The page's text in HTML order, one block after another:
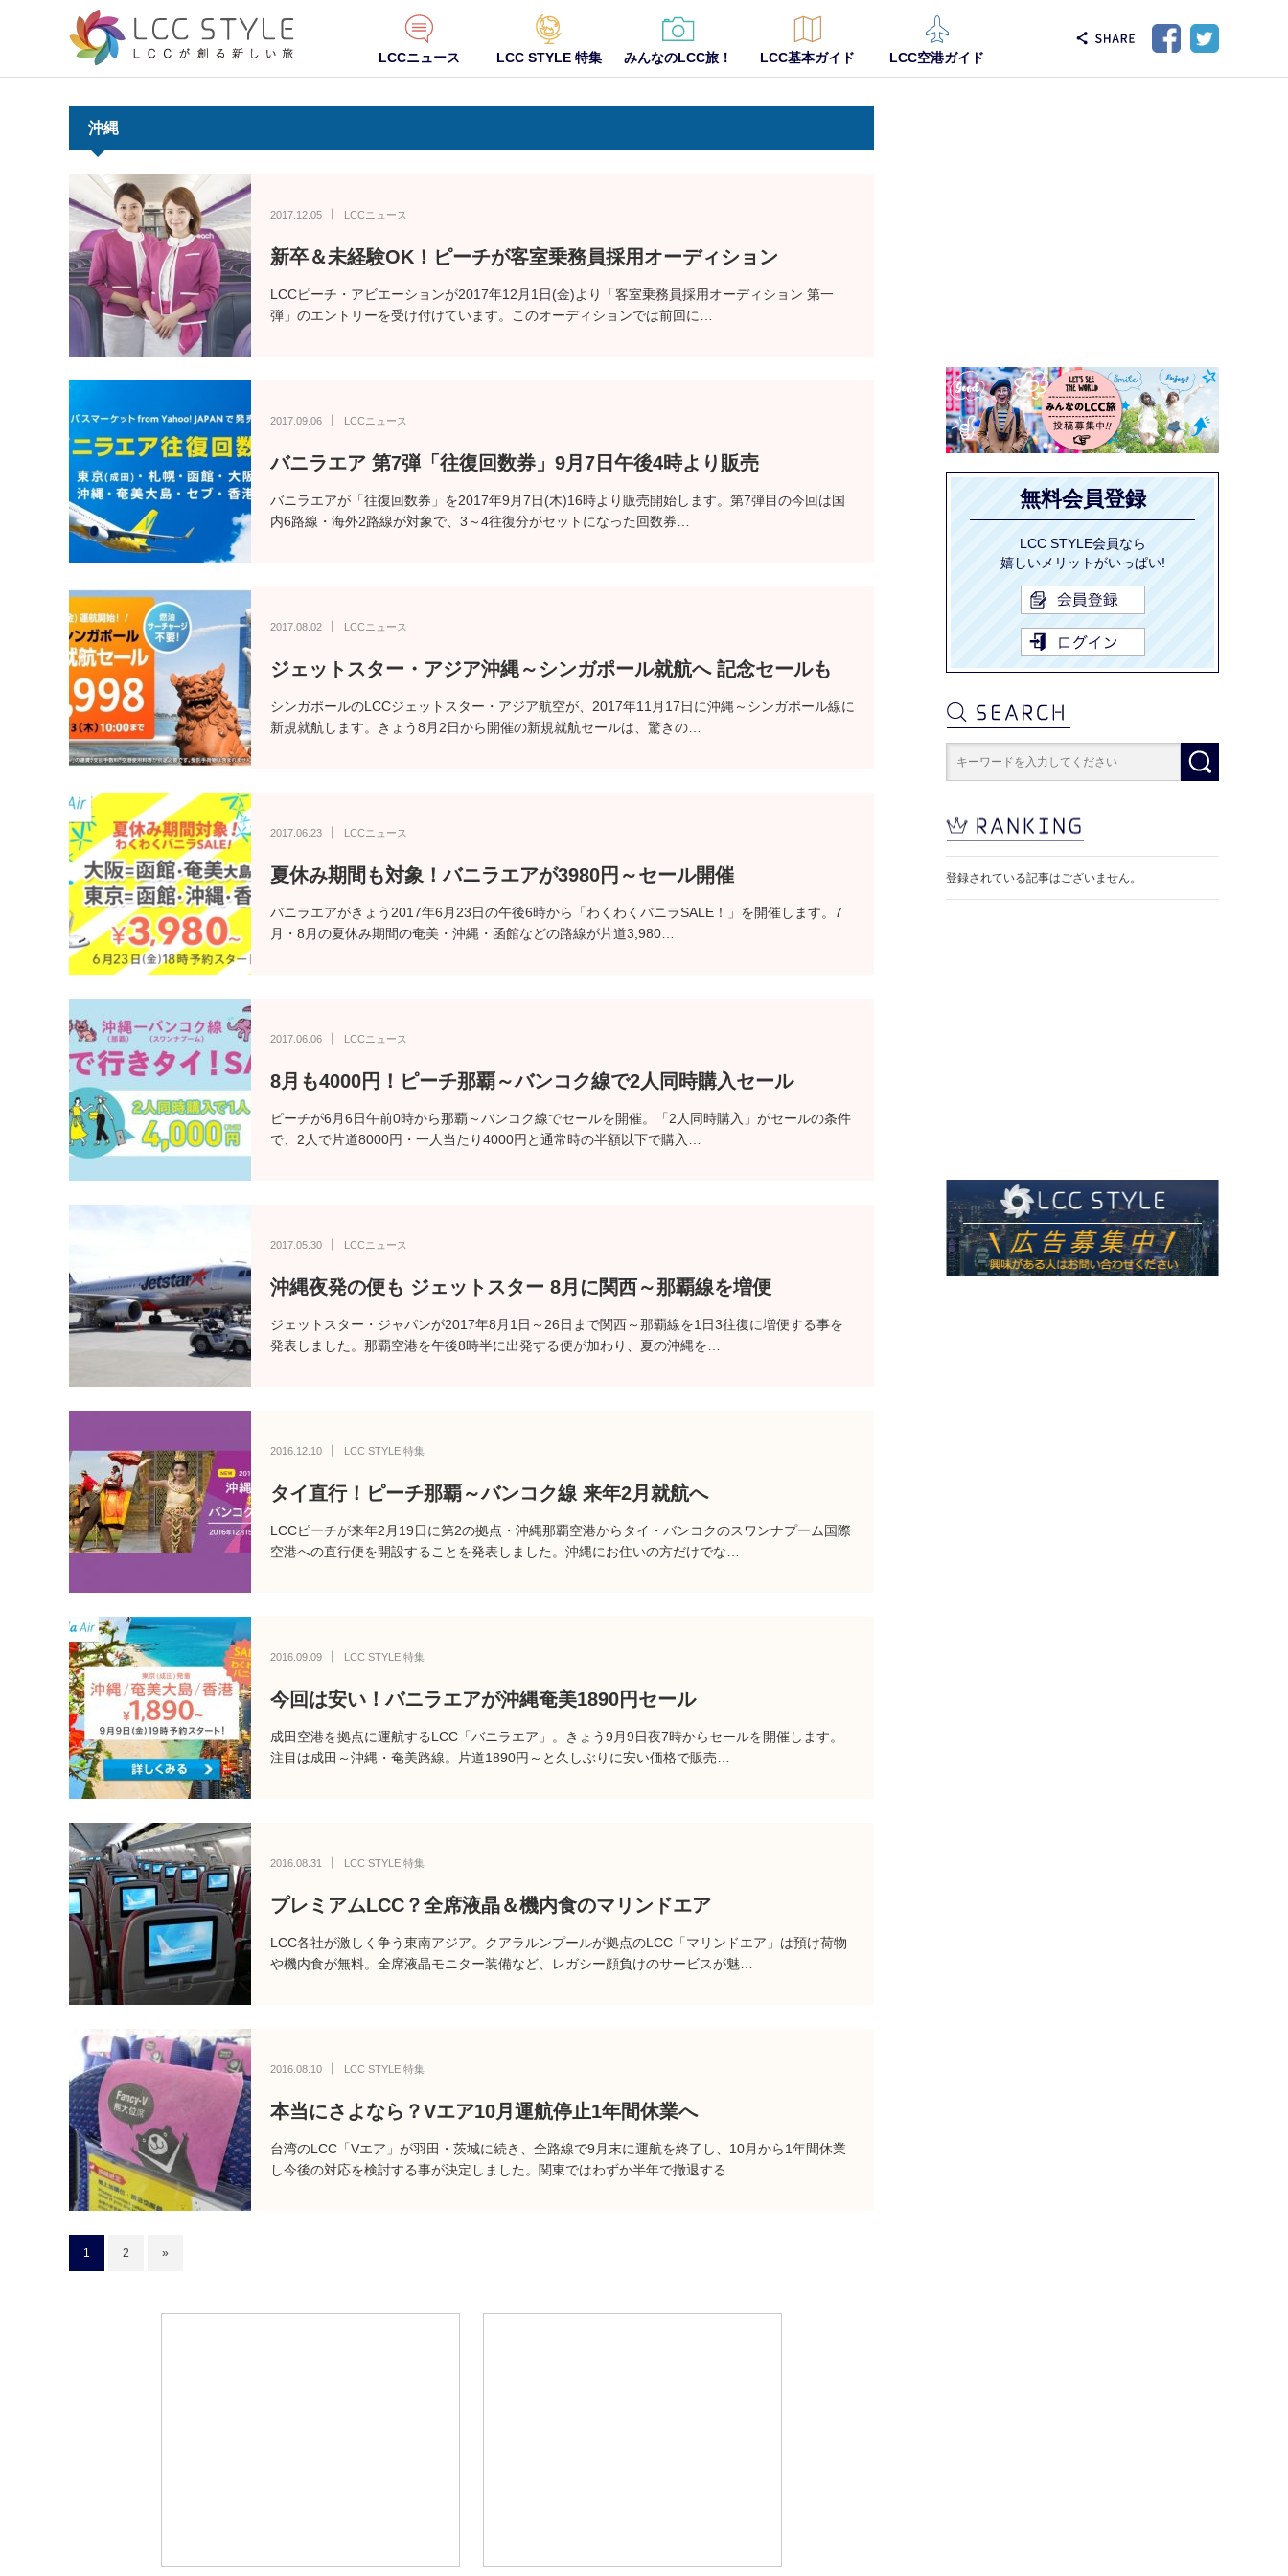
LCCニュース LCC STYLE 特集 みんなのLCC旅！ LCC基本ガイド LCC空港ガイド
沖縄
2017.12.05 LCCニュース
新卒＆未経験OK！ピーチが客室乗務員採用オーディション
LCCピーチ・アビエーションが2017年12月1日(金)より「客室乗務員採用オーディション 第一
弾」のエントリーを受け付けています。このオーディションでは前回に…
2017.09.06 LCCニュース
バニラエア 第7弾「往復回数券」9月7日午後4時より販売
バニラエアが「往復回数券」を2017年9月7日(木)16時より販売開始します。第7弾目の今回は国
内6路線・海外2路線が対象で、3～4往復分がセットになった回数券…
2017.08.02 LCCニュース
ジェットスター・アジア沖縄～シンガポール就航へ 記念セールも
シンガポールのLCCジェットスター・アジア航空が、2017年11月17日に沖縄～シンガポール線に
新規就航します。きょう8月2日から開催の新規就航セールは、驚きの…
2017.06.23 LCCニュース
夏休み期間も対象！バニラエアが3980円～セール開催
バニラエアがきょう2017年6月23日の午後6時から「わくわくバニラSALE！」を開催します。7
月・8月の夏休み期間の奄美・沖縄・函館などの路線が片道3,980…
2017.06.06 LCCニュース
8月も4000円！ピーチ那覇～バンコク線で2人同時購入セール
ピーチが6月6日午前0時から那覇～バンコク線でセールを開催。「2人同時購入」がセールの条件
で、2人で片道8000円・一人当たり4000円と通常時の半額以下で購入…
2017.05.30 LCCニュース
沖縄夜発の便も ジェットスター 8月に関西～那覇線を増便
ジェットスター・ジャパンが2017年8月1日～26日まで関西～那覇線を1日3往復に増便する事を
発表しました。那覇空港を午後8時半に出発する便が加わり、夏の沖縄を…
2016.12.10 LCC STYLE 特集
タイ直行！ピーチ那覇～バンコク線 来年2月就航へ
LCCピーチが来年2月19日に第2の拠点・沖縄那覇空港からタイ・バンコクのスワンナプーム国際
空港への直行便を開設することを発表しました。沖縄にお住いの方だけでな…
2016.09.09 LCC STYLE 特集
今回は安い！バニラエアが沖縄奄美1890円セール
成田空港を拠点に運航するLCC「バニラエア」。きょう9月9日夜7時からセールを開催します。
注目は成田～沖縄・奄美路線。片道1890円～と久しぶりに安い価格で販売…
2016.08.31 LCC STYLE 特集
プレミアムLCC？全席液晶＆機内食のマリンドエア
LCC各社が激しく争う東南アジア。クアラルンプールが拠点のLCC「マリンドエア」は預け荷物
や機内食が無料。全席液晶モニター装備など、レガシー顔負けのサービスが魅…
2016.08.10 LCC STYLE 特集
本当にさよなら？Vエア10月運航停止1年間休業へ
台湾のLCC「Vエア」が羽田・茨城に続き、全路線で9月末に運航を終了し、10月から1年間休業
し今後の対応を検討する事が決定しました。関東ではわずか半年で撤退する…
1 2 »
無料会員登録
LCC STYLE会員なら
嬉しいメリットがいっぱい!
登録されている記事はございません。